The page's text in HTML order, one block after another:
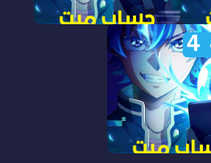
مشاهدة انمي حساب ميت
الحلقة 5 مدبلجة
4